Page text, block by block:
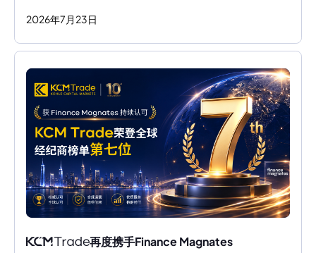
2026年7 月 23日
再度携手Finance Magnates